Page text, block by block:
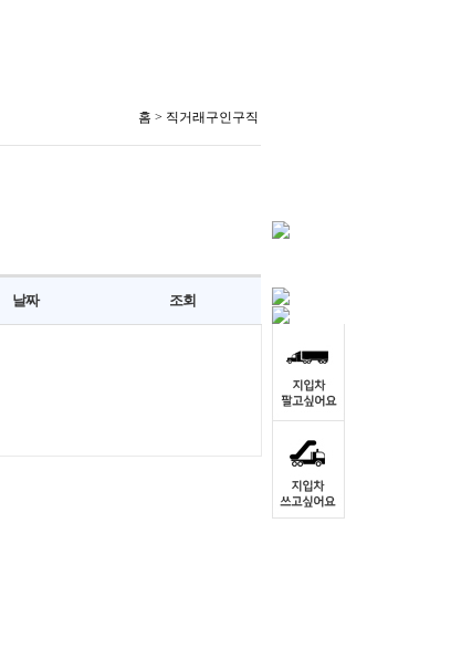
홈 > 직거래구인구직
날짜 조회